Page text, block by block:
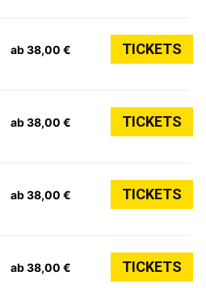
ab 38,00 € TICKETS
ab 38,00 € TICKETS
ab 38,00 € TICKETS
ab 38,00 € TICKETS